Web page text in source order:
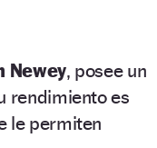
Newey, posee un
rendimiento es
le permiten